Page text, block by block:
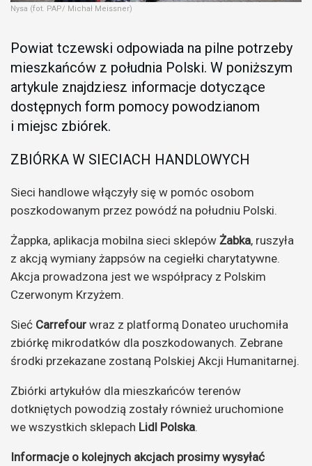
Nysa (fot. PAP/ Michał Meissner)
Powiat tczewski odpowiada na pilne potrzeby
mieszkańców z południa Polski. W poniższym
artykule znajdziesz informacje dotyczące
dostępnych form pomocy powodzianom
i miejsc zbiórek.
ZBIÓRKA W SIECIACH HANDLOWYCH
Sieci handlowe włączyły się w pomóc osobom
poszkodowanym przez powódź na południu Polski.
Żappka, aplikacja mobilna sieci sklepów Żabka, ruszyła
z akcją wymiany żappsów na cegiełki charytatywne.
Akcja prowadzona jest we współpracy z Polskim
Czerwonym Krzyżem.
Sieć Carrefour wraz z platformą Donateo uruchomiła
zbiórkę mikrodatków dla poszkodowanych. Zebrane
środki przekazane zostaną Polskiej Akcji Humanitarnej.
Zbiórki artykułów dla mieszkańców terenów
dotkniętych powodzią zostały również uruchomione
we wszystkich sklepach Lidl Polska.
Informacje o kolejnych akcjach prosimy wysyłać